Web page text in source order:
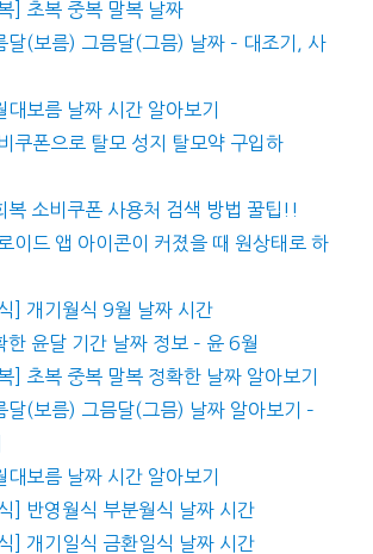
] 초복 중복 말복 날짜
(보름) 그믐달(그믐) 날짜 – 대조기, 사
보름 날짜 시간 알아보기
쿠폰으로 탈모 성지 탈모약 구입하
소비쿠폰 사용처 검색 방법 꿀팁!!
이드 앱 아이콘이 커졌을 때 원상태로 하
] 개기월식 9월 날짜 시간
윤달 기간 날짜 정보 – 윤 6월
] 초복 중복 말복 정확한 날짜 알아보기
(보름) 그믐달(그믐) 날짜 알아보기 –
보름 날짜 시간 알아보기
] 반영월식 부분월식 날짜 시간
] 개기일식 금환일식 날짜 시간